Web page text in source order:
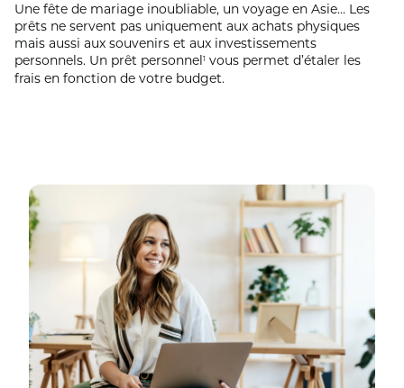
Une fête de mariage inoubliable, un voyage en Asie… Les
prêts ne servent pas uniquement aux achats physiques
mais aussi aux souvenirs et aux investissements
personnels. Un prêt personnel1 vous permet d’étaler les
frais en fonction de votre budget.